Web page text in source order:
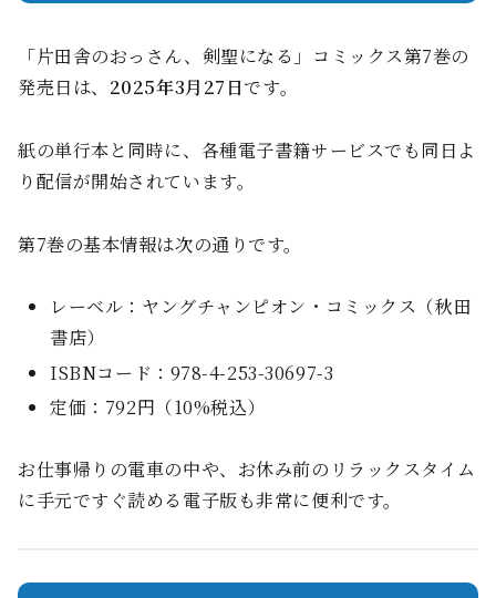
「片田舎のおっさん、剣聖になる」コミックス第7巻の
発売日は、 2025年3月27日です。
紙の単行本と同時に、各種電子書籍サービスでも同日よ
り配信が開始されています。
第7巻の基本情報は次の通りです。
レーベル：ヤングチャンピオン・コミックス（秋田
書店）
ISBNコード：978-4-253-30697-3
定価：792円（10%税込）
お仕事帰りの電車の中や、お休み前のリラックスタイム
に手元ですぐ読める電子版も非常に便利です。